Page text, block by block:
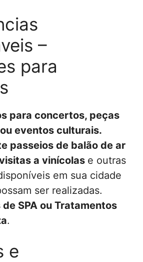
–
para
para concertos, peças
eventos culturais.
passeios de balão de ar
a vinícolas e outras
em sua cidade
ser realizadas.
de SPA ou Tratamentos
.
e